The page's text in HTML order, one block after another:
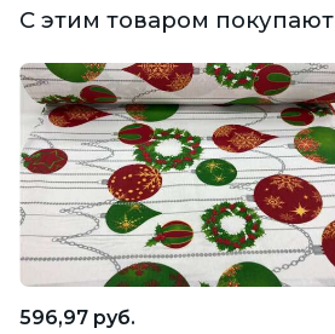
С этим товаром покупают
596,97 руб.